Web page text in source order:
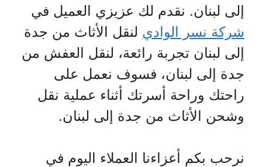
إلى لبنان. نقدم لك عزيزي العميل في
شركة نسر الوادي لنقل الأثاث من جدة
إلى لبنان تجربة رائعة، لنقل العفش من
جدة إلى لبنان، فسوف نعمل على
راحتك وراحة أسرتك أثناء عملية نقل
وشحن الأثاث من جدة إلى لبنان.
نرحب بكم أعزاءنا العملاء اليوم في